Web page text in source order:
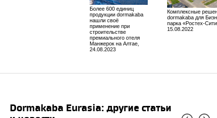
Более 600 единиц
продукции dormakaba
нашли своё
применение при
строительстве
премиального отеля
Манжерок на Алтае,
24.08.2023
Комплексные
dormakaba для
парка «Ростех-
15.08.2022
dormakaba Eurasia: другие статьи